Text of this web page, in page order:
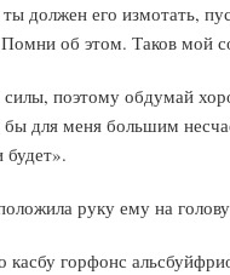
должен его измотать,
об этом. Таков мой
поэтому обдумай
для меня большим
будет».
руку ему на
касбу горфонс